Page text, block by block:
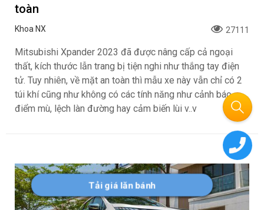
toàn
Khoa NX 27111
Mitsubishi Xpander 2023 đã được nâng cấp cả ngoại
thất, kích thước lẫn trang bị tiện nghi như thắng tay điện
tử. Tuy nhiên, về mặt an toàn thì mẫu xe này vẫn chỉ có 2
túi khí cũng như không có các tính năng như cảnh báo
điểm mù, lệch làn đường hay cảm biến lùi v..v
Tải giá lăn bánh